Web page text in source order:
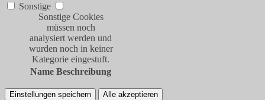
Sonstige
Sonstige Cookies
müssen noch
analysiert werden und
wurden noch in keiner
Kategorie eingestuft.
Name Beschreibung
Einstellungen speichern Alle akzeptieren